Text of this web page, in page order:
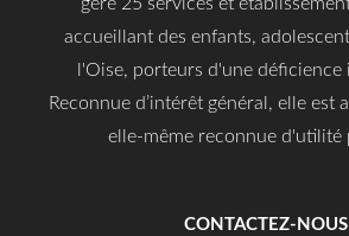
gère 25 services et
accueillant des enfants,
l'Oise, porteurs d'une déficience
Reconnue d’intérêt général, elle est
elle-même reconnue d'utilité
CONTACTEZ-NOUS